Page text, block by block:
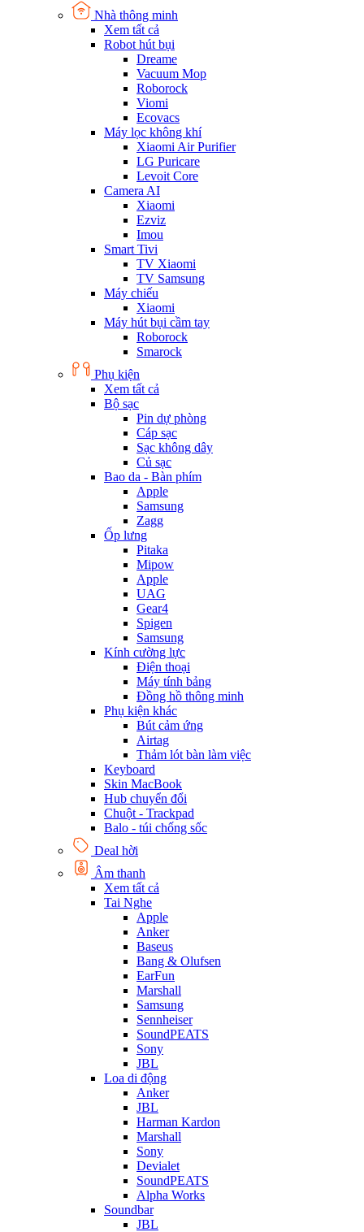
Nhà thông minh
Xem tất cả
Robot hút bụi
Dreame
Vacuum Mop
Roborock
Viomi
Ecovacs
Máy lọc không khí
Xiaomi Air Purifier
LG Puricare
Levoit Core
Camera AI
Xiaomi
Ezviz
Imou
Smart Tivi
TV Xiaomi
TV Samsung
Máy chiếu
Xiaomi
Máy hút bụi cầm tay
Roborock
Smarock
Phụ kiện
Xem tất cả
Bộ sạc
Pin dự phòng
Cáp sạc
Sạc không dây
Củ sạc
Bao da - Bàn phím
Apple
Samsung
Zagg
Ốp lưng
Pitaka
Mipow
Apple
UAG
Gear4
Spigen
Samsung
Kính cường lực
Điện thoại
Máy tính bảng
Đồng hồ thông minh
Phụ kiện khác
Bút cảm ứng
Airtag
Thảm lót bàn làm việc
Keyboard
Skin MacBook
Hub chuyển đổi
Chuột - Trackpad
Balo - túi chống sốc
Deal hời
Âm thanh
Xem tất cả
Tai Nghe
Apple
Anker
Baseus
Bang & Olufsen
EarFun
Marshall
Samsung
Sennheiser
SoundPEATS
Sony
JBL
Loa di động
Anker
JBL
Harman Kardon
Marshall
Sony
Devialet
SoundPEATS
Alpha Works
Soundbar
JBL